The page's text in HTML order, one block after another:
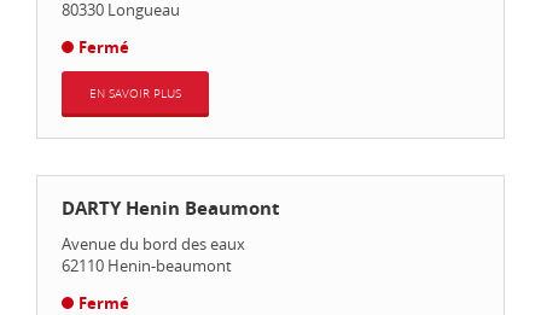
80330 Longueau
Fermé
EN SAVOIR PLUS
DARTY Henin Beaumont
Avenue du bord des eaux
62110 Henin-beaumont
Fermé